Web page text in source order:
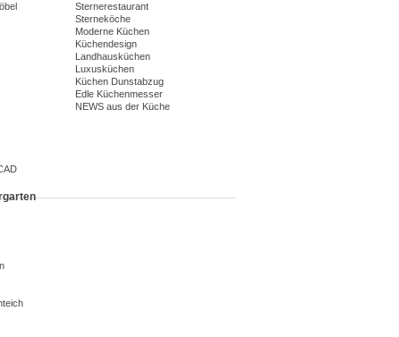
Sternerestaurant
Sterneköche
Moderne Küchen
Küchendesign
Landhausküchen
Luxusküchen
Küchen Dunstabzug
Edle Küchenmesser
NEWS aus der Küche